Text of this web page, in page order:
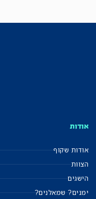
אודות
אודות שקוף
הצוות
הישגים
ימנים? שמאלנים?